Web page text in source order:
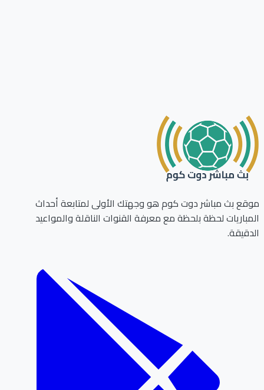
بث مباشر دوت كوم هو وجهتك الأولى لمتابعة أحداث
لحظة بلحظة مع معرفة القنوات الناقلة والمواعيد